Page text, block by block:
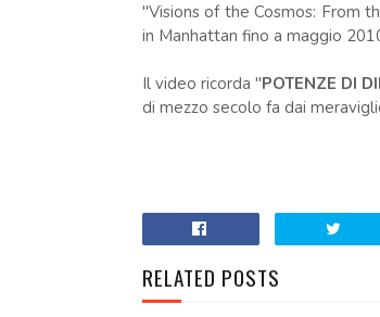
"Visions of the Cosmos: From
in Manhattan fino a maggio
Il video ricorda "POTENZE DI
di mezzo secolo fa dai
RELATED POSTS